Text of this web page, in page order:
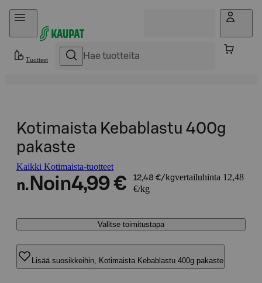
Hyppää sisältöön
Tuotteet
Kotimaista Kebablastu 400g
pakaste
Kaikki Kotimaista-tuotteet
n. Noin4,99 € 12,48 €/kgvertailuhinta 12,48
€/kg
Valitse toimitustapa
Lisää suosikkeihin, Kotimaista Kebablastu 400g pakaste